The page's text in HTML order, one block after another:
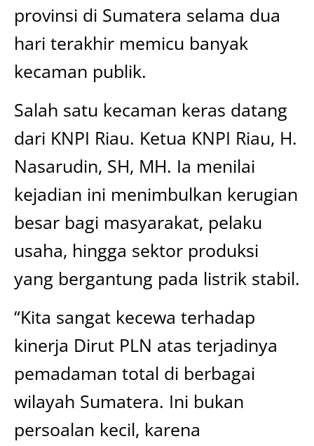
provinsi di Sumatera selama dua
hari terakhir memicu banyak
kecaman publik.
Salah satu kecaman keras datang
dari KNPI Riau. Ketua KNPI Riau, H.
Nasarudin, SH, MH. Ia menilai
kejadian ini menimbulkan kerugian
besar bagi masyarakat, pelaku
usaha, hingga sektor produksi
yang bergantung pada listrik stabil.
“Kita sangat kecewa terhadap
kinerja Dirut PLN atas terjadinya
pemadaman total di berbagai
wilayah Sumatera. Ini bukan
persoalan kecil, karena